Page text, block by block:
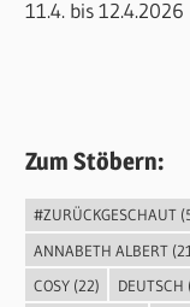
11.4. bis 12.4.2026
Zum Stöbern:
#ZURÜCKGESCHAUT
ANNABETH ALBERT
COSY(22) DEUTSCH